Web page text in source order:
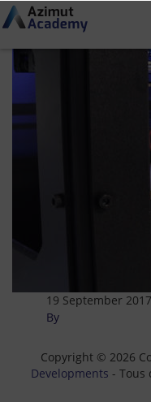
19 September 2017
By
Copyright © 2026
Developments - Tous